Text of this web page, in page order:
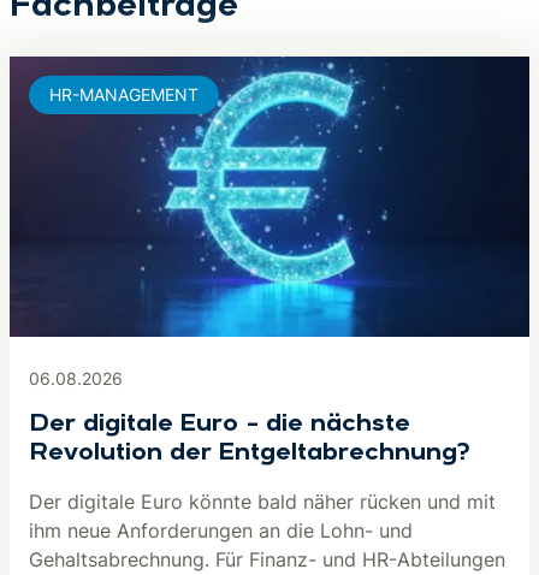
Fachbeiträge
06.08.2026
Der digitale Euro – die nächste
Revolution der Entgeltabrechnung?
Der digitale Euro könnte bald näher rücken und mit
ihm neue Anforderungen an die Lohn- und
Gehaltsabrechnung. Für Finanz- und HR-Abteilungen
HR-MANAGEMENT